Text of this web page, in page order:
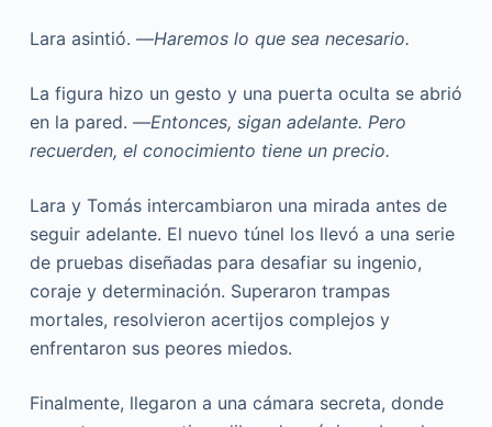
Lara asintió. —Haremos lo que sea necesario.
La figura hizo un gesto y una puerta oculta se abrió
en la pared. —Entonces, sigan adelante. Pero
recuerden, el conocimiento tiene un precio.
Lara y Tomás intercambiaron una mirada antes de
seguir adelante. El nuevo túnel los llevó a una serie
de pruebas diseñadas para desafiar su ingenio,
coraje y determinación. Superaron trampas
mortales, resolvieron acertijos complejos y
enfrentaron sus peores miedos.
Finalmente, llegaron a una cámara secreta, donde